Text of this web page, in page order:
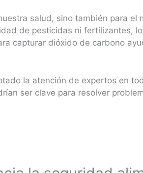
salud, sino también para el
de pesticidas ni fertilizantes,
capturar dióxido de carbono
la atención de expertos en
ser clave para resolver